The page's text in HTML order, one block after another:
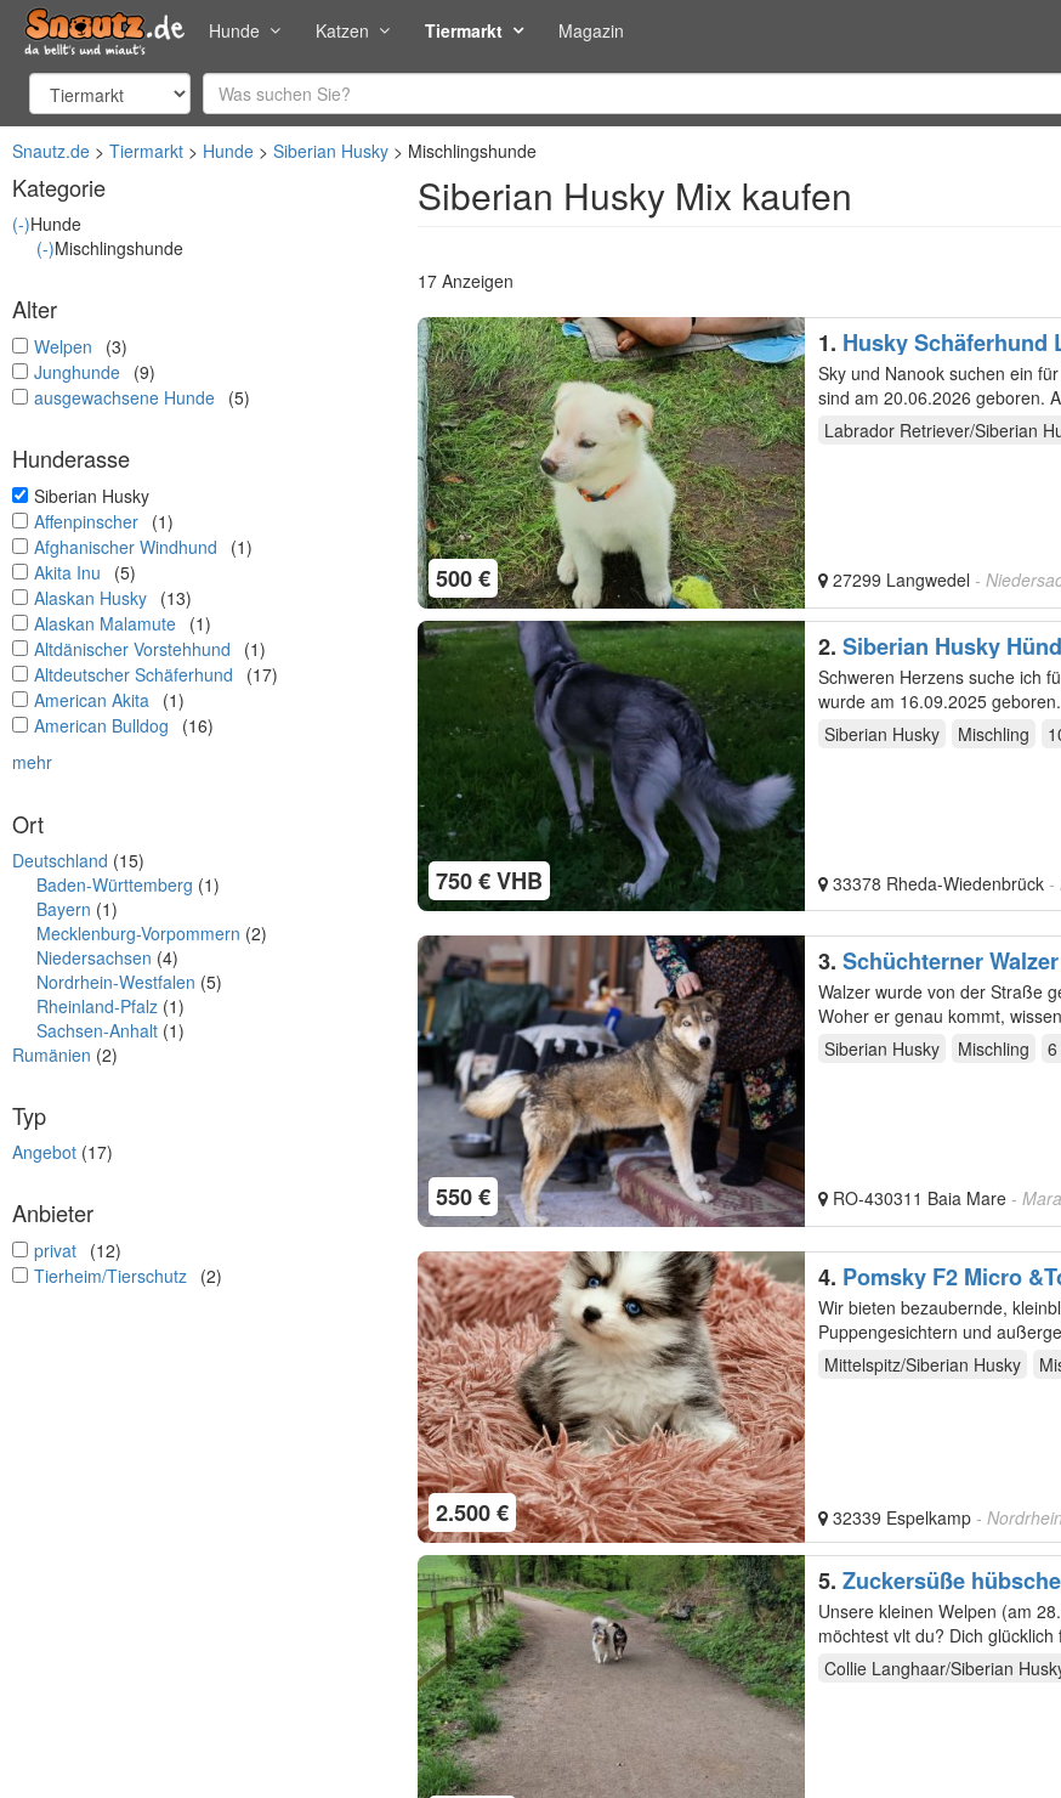
Hunde Katzen Tiermarkt Magazin
Snautz.de Tiermarkt Hunde Siberian Husky Mischlingshunde
Kategorie
(-)Hunde
(-)Mischlingshunde
Alter
undefined
Welpen
(3)
undefined
Junghunde (9)
undefined
ausgewachsene Hunde (5)
Hunderasse
undefined
Siberian Husky
undefined
Affenpinscher (1)
undefined
Afghanischer Windhund
(1)
undefined
Akita Inu
(5)
undefined
Alaskan Husky (13)
undefined
Alaskan Malamute (1)
undefined
Altdänischer Vorstehhund
(1)
undefined
Altdeutscher Schäferhund
(17)
undefined
American Akita (1)
undefined
American Bulldog
(16)
mehr
Ort
Deutschland (15)
Baden-Württemberg (1)
Bayern (1)
Mecklenburg-Vorpommern (2)
Niedersachsen (4)
Nordrhein-Westfalen (5)
Rheinland-Pfalz (1)
Sachsen-Anhalt (1)
Rumänien (2)
Typ
Angebot (17)
Anbieter
undefined
privat (12)
undefined
Tierheim/Tierschutz (2)
Siberian Husky Mix kaufen
17 Anzeigen
1. Husky Schäferhund
500 €
Sky und Nanook suchen ein für immer Zuhause. Beide sind
sind am 20.06.2026 geboren.
Labrador Retriever/Siberian
27299 Langwedel -
2. Siberian Husky
Heimtierausweis
750 € VHB
Schweren Herzens suche ich für
wurde am 16.09.2025
Gemeinde…
Siberian Husky Mischling
33378 Rheda-Wiedenbrück -
3. Schüchterner
550 €
Walzer wurde von der Straße
Woher er genau kommt,
Siberian Husky
Mischling
RO-430311 Baia Mare -
4. Pomsky F2 Micro
Minihusky)
2.500 €
Wir bieten bezaubernde,
Puppengesichtern und
Muster.…
Mittelspitz/Siberian Husky
32339 Espelkamp -
5. Zuckersüße
Unsere kleinen Welpen (am
möchtest vlt du? Dich
Jahrzehnt…
Collie Langhaar/Siberian